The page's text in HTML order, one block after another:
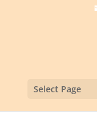
Select Page